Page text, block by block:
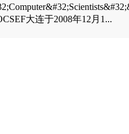
大连于2008年12月1...